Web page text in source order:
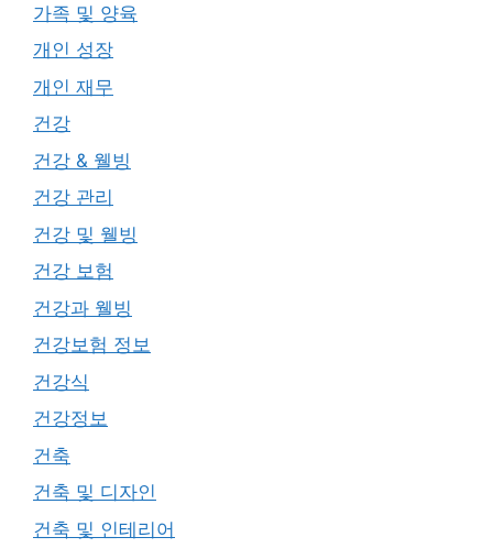
가족 및 양육
개인 성장
개인 재무
건강
건강 & 웰빙
건강 관리
건강 및 웰빙
건강 보험
건강과 웰빙
건강보험 정보
건강식
건강정보
건축
건축 및 디자인
건축 및 인테리어